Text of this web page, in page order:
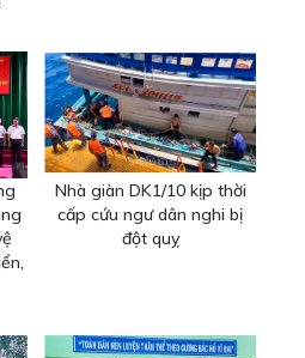
Nhà giàn DK1/10 kịp thời
cấp cứu ngư dân nghi bị
đột quỵ